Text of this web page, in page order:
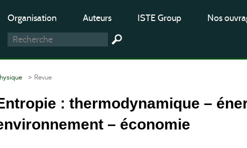
Organisation Auteurs ISTE Group Nos
> Revue
: thermodynamique –
– économie